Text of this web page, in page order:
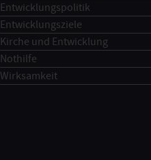
Entwicklungspolitik
Entwicklungsziele
Kirche und Entwicklung
Nothilfe
Wirksamkeit